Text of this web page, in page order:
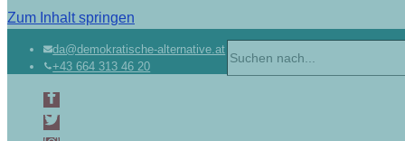
Zum Inhalt springen
da@demokratische-alternative.at
+43 664 313 46 20
nach …